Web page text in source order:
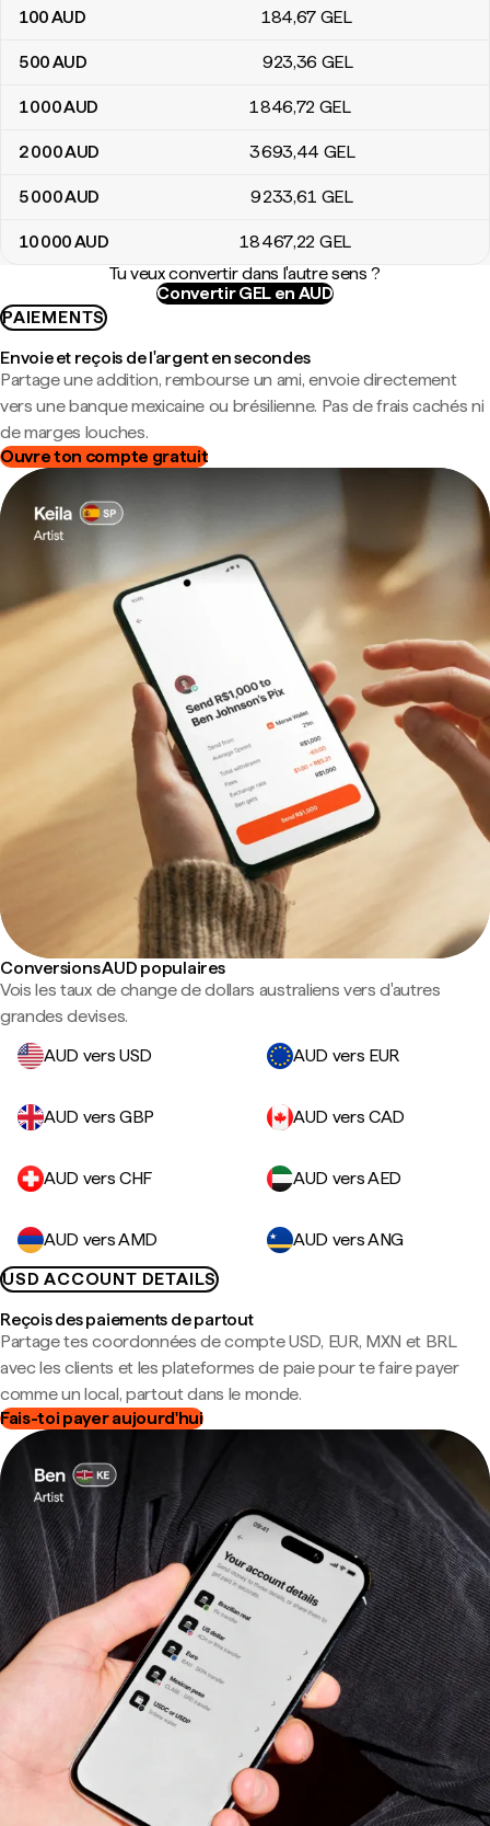
100AUD 184,67 GEL
500AUD 923,36 GEL
1 000AUD 1 846,72 GEL
2 000AUD 3 693,44 GEL
5 000AUD 9 233,61 GEL
10 000AUD 18 467,22 GEL
Tu veux convertir dans l'autre sens ?
Convertir GEL en AUD
PAIEMENTS
Envoie et reçois de l'argent en secondes
Partage une addition, rembourse un ami, envoie directement
vers une banque mexicaine ou brésilienne. Pas de frais cachés ni
de marges louches.
Ouvre ton compte gratuit
Conversions AUD populaires
Vois les taux de change de dollars australiens vers d'autres
grandes devises.
AUD vers USD
AUD vers EUR
AUD vers GBP AUD vers CAD
AUD vers CHF AUD vers AED
AUD vers AMD
AUD vers ANG
USD ACCOUNT DETAILS
Reçois des paiements de partout
Partage tes coordonnées de compte USD, EUR, MXN et BRL
avec les clients et les plateformes de paie pour te faire payer
comme un local, partout dans le monde.
Fais-toi payer aujourd'hui